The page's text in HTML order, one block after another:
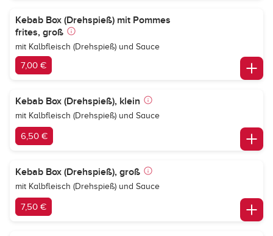
Kebab Box (Drehspieß) mit Pommes
frites, groß
mit Kalbfleisch (Drehspieß) und Sauce
7,00 €
Kebab Box (Drehspieß), klein
mit Kalbfleisch (Drehspieß) und Sauce
6,50 €
Kebab Box (Drehspieß), groß
mit Kalbfleisch (Drehspieß) und Sauce
7,50 €